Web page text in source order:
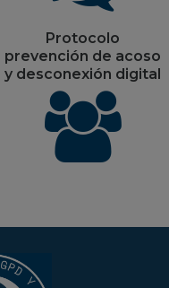
Protocolo
prevención de acoso
y desconexión digital